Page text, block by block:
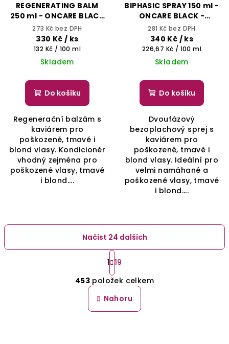
REGENERATING BALM
250 ml - ONCARE BLACK
- SELECTIVE
PROFESSIONAL
273 Kč bez DPH
330 Kč/ ks
Měrná
cena:
132 Kč / 100 ml
Skladem
Do košíku
Regenerační balzám s
kaviárem pro
poškozené, tmavé i
blond vlasy. Kondicionér
vhodný zejména pro
poškozené vlasy, tmavé
i blond....
BIPHASIC SPRAY 150 ml -
ONCARE BLACK -
SELECTIVE
PROFESSIONAL
281 Kč bez DPH
340 Kč / ks
Měrná
cena:
226,67 Kč / 100 ml
Skladem
Do košíku
Dvoufázový
bezoplachový sprej s
kaviárem pro
poškozené, tmavé i
blond vlasy. Ideální pro
velmi namáhané a
poškozené vlasy, tmavé
i blond....
O
v
l
á
Načíst 24 dalších
S
t
r
á
n
k
o
1 19
453 položek celkem
Nahoru